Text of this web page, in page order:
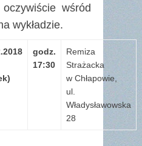
wśród
wykładzie.
godz.
17:30
Remiza
Strażacka
w Chłapowie,
ul.
Władysławowska
28